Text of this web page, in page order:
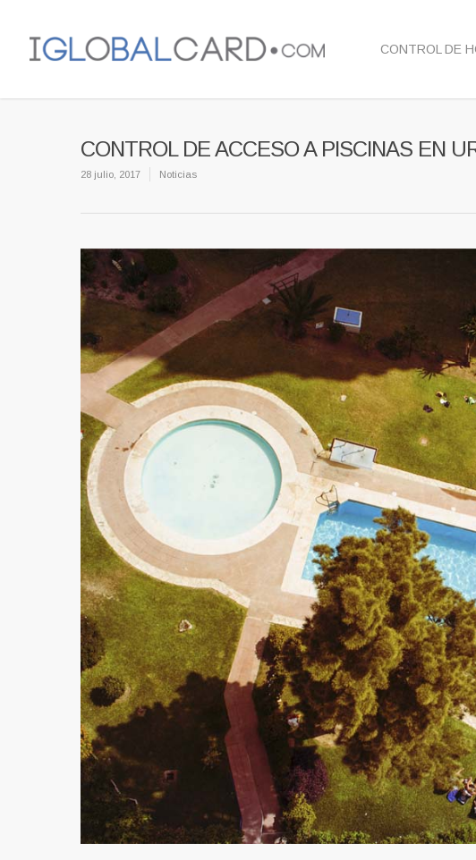
CONTROL DE
CONTROL DE ACCESO A PISCINAS EN
28 julio, 2017 Noticias